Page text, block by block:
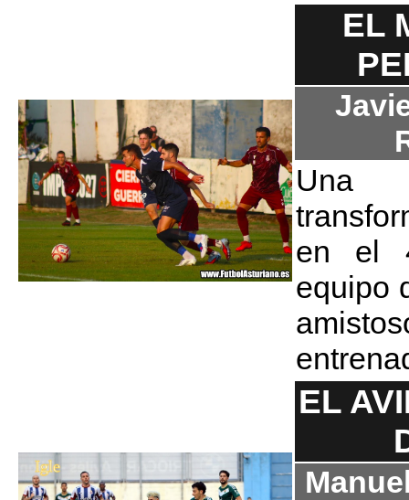
EL
Una
en el
equipo
EL